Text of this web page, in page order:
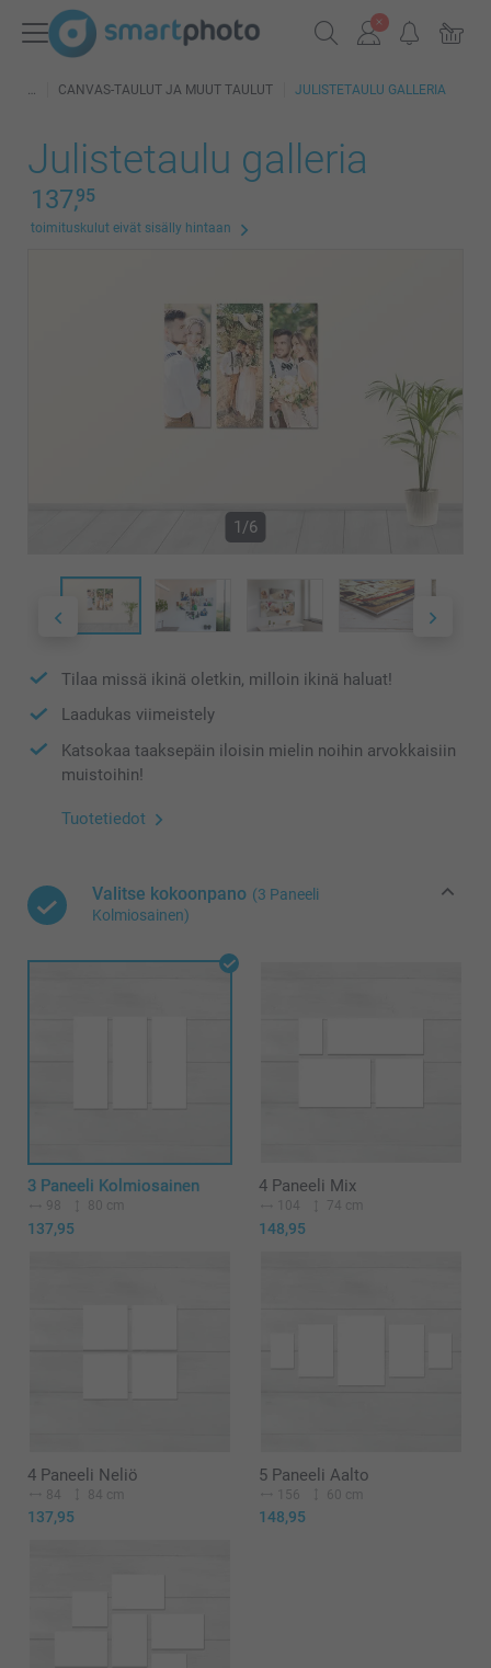
CANVAS-TAULUT JA MUUT TAULUT JULISTETAULU GALLERIA
Julistetaulu galleria
137,95
toimituskulut eivät sisälly hintaan
1/6
Tilaa missä ikinä oletkin, milloin ikinä haluat!
Laadukas viimeistely
Katsokaa taaksepäin iloisin mielin noihin arvokkaisiin
muistoihin!
Tuotetiedot
Valitse kokoonpano (3 Paneeli
Kolmiosainen)
3 Paneeli Kolmiosainen
98 80 cm
137,95
4 Paneeli Mix
104 74 cm
148,95
4 Paneeli Neliö
84 84 cm
137,95
5 Paneeli Aalto
156 60 cm
148,95